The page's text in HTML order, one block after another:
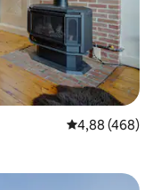
Średnia
4,88 (468)